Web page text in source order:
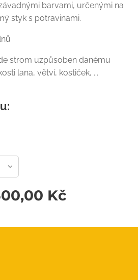
barvami, určenými na
styk s potravinami.
strom uzpůsoben danému
lana, větví, kostiček, ...
Kč